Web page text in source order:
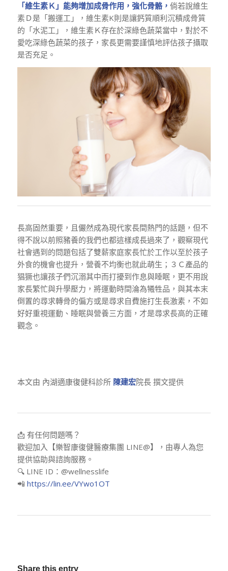
「維生素Ｋ」能夠增加成骨作用，強化骨骼， 倘若說維生
素Ｄ是「搬運工」，維生素K則是讓鈣質順利沉積成骨質
的「水泥工」，維生素Ｋ存在於深綠色蔬菜當中，對於不
愛吃深綠色蔬菜的孩子，家長更需要謹慎地評估孩子攝取
是否充足。
長高固然重要，且儼然成為現代家長間熱門的話題，但不
得不說以前照豬養的我們也都這樣成長過來了，觀察現代
社會遇到的問題包括了雙薪家庭家長忙於工作以至於孩子
外食的機會也提升，營養不均衡也就此萌生；３Ｃ產品的
猖獗也讓孩子們沉溺其中而打擾到作息與睡眠，更不用說
家長繁忙與升學壓力，將運動時間淪為犧牲品，與其本末
倒置的尋求轉骨的偏方或是尋求自費施打生長激素，不如
好好重視運動、睡眠與營養三方面，才是尋求長高的正確
觀念。
本文由 內湖適康復健科診所 陳建宏院長 撰文提供
📩 有任何問題嗎？
歡迎加入【樂智康復健醫療集團 LINE@】，由專人為您
提供協助與諮詢服務。
🔍 LINE ID：@wellnesslife
📲 https://lin.ee/VYwo1OT
Share this entry